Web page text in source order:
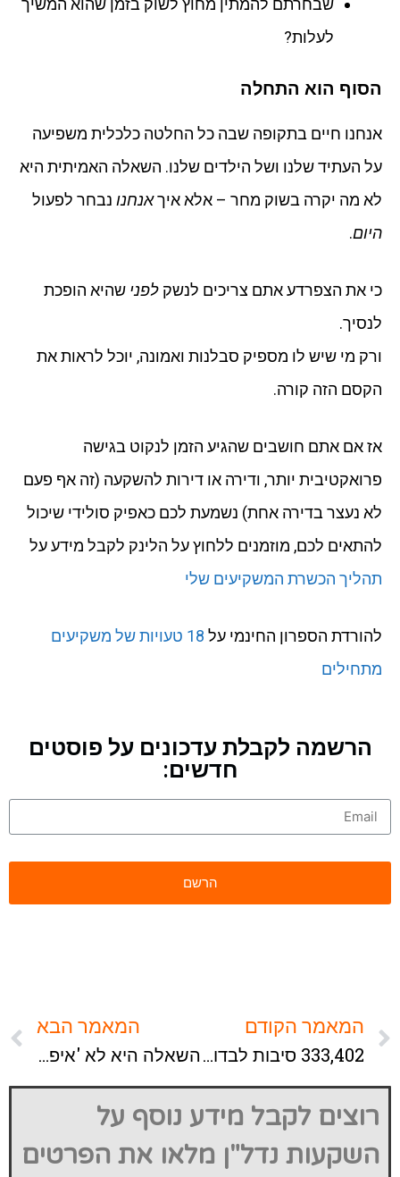
שבחרתם להמתין מחוץ לשוק בזמן שהוא המשיך
לעלות?
הסוף הוא התחלה
אנחנו חיים בתקופה שבה כל החלטה כלכלית משפיעה
על העתיד שלנו ושל הילדים שלנו. השאלה האמיתית היא
לא מה יקרה בשוק מחר – אלא איךאנחנו נבחר לפעול
היום.
כי את הצפרדע אתם צריכים לנשק לפני שהיא הופכת
לנסיך.
ורק מי שיש לו מספיק סבלנות ואמונה, יוכל לראות את
הקסם הזה קורה.
אז אם אתם חושבים שהגיע הזמן לנקוט בגישה
פרואקטיבית יותר, ודירה או דירות להשקעה (זה אף פעם
לא נעצר בדירה אחת) נשמעת לכם כאפיק סולידי שיכול
להתאים לכם, מוזמנים ללחוץ על הלינק לקבל מידע על
תהליך הכשרת המשקיעים שלי
להורדת הספרון החינמי על
18 טעויות של משקיעים
מתחילים
הרשמה לקבלת עדכונים על פוסטים
חדשים:
המאמר הקודם
333,402 סיבות לבדוק את המשכנתה שלכם היום
המאמר הבא
השאלה היא לא 'איפה הכי רווחי' – אלא 'איפה אתם באמת תצליחו בהשקעות'
רוצים לקבל מידע נוסף על
השקעות נדל"ן מלאו את הפרטים